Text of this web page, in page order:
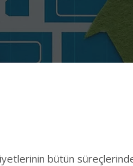
bütün